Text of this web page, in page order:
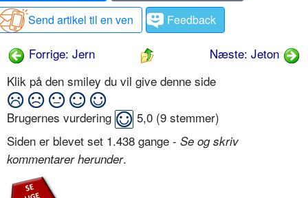
Send artikel til en ven
Feedback
Forrige: Jern
Næste: Jeton
Klik på den smiley du vil give denne side
Brugernes vurdering 5,0 (9 stemmer)
Siden er blevet set 1.438 gange - Se og skriv
kommentarer herunder.